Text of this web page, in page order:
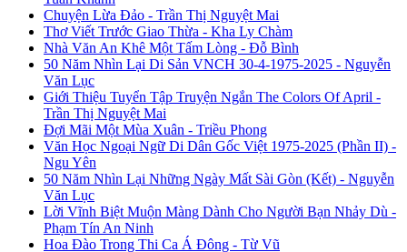
Chuyện Lừa Đảo - Trần Thị Nguyệt Mai
Thơ Viết Trước Giao Thừa - Kha Ly Chàm
Nhà Văn An Khê Một Tấm Lòng - Đỗ Bình
50 Năm Nhìn Lại Di Sản VNCH 30-4-1975-2025 - Nguyễn
Văn Lục
Giới Thiệu Tuyển Tập Truyện Ngắn The Colors Of April -
Trần Thị Nguyệt Mai
Đợi Mãi Một Mùa Xuân - Triều Phong
Văn Học Ngoại Ngữ Di Dân Gốc Việt 1975-2025 (Phần II) -
Ngu Yên
50 Năm Nhìn Lại Những Ngày Mất Sài Gòn (Kết) - Nguyễn
Văn Lục
Lời Vĩnh Biệt Muộn Màng Dành Cho Người Bạn Nhảy Dù -
Phạm Tín An Ninh
Hoa Đào Trong Thi Ca Á Đông - Từ Vũ